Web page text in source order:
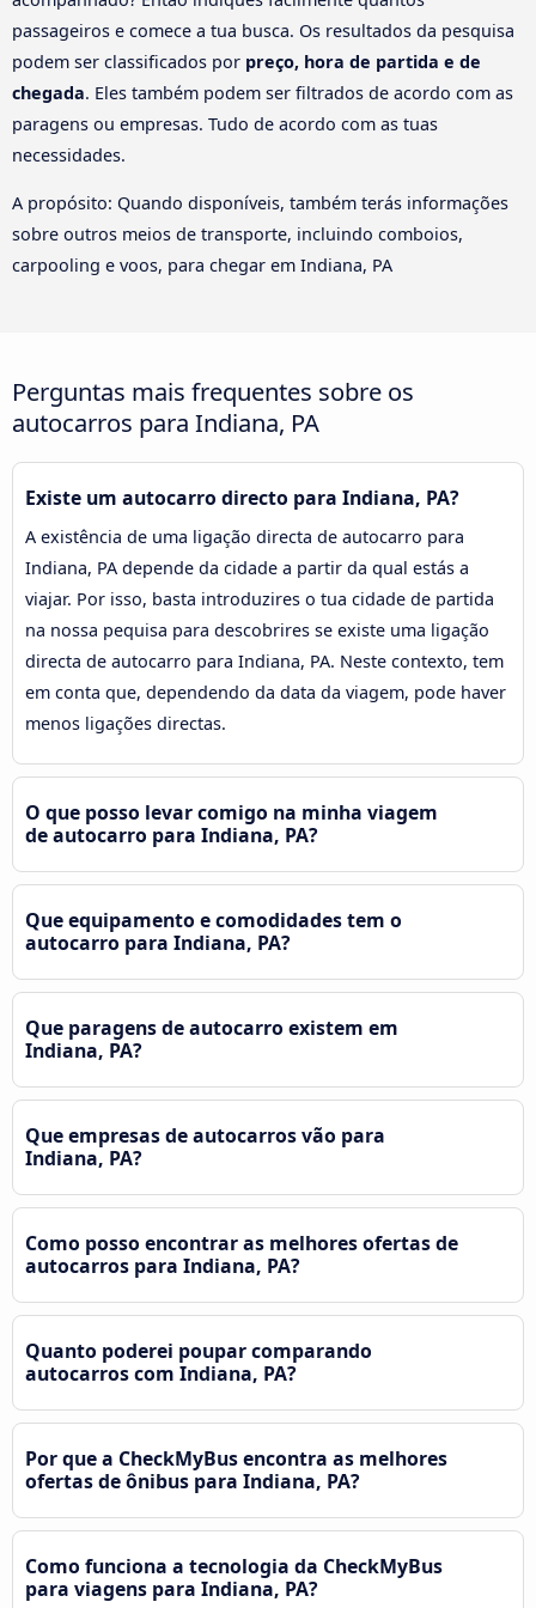
passageiros e comece a tua busca. Os resultados da pesquisa
podem ser classificados por preço, hora de partida e de
chegada. Eles também podem ser filtrados de acordo com as
paragens ou empresas. Tudo de acordo com as tuas
necessidades.
A propósito: Quando disponíveis, também terás informações
sobre outros meios de transporte, incluindo comboios,
carpooling e voos, para chegar em Indiana, PA
Perguntas mais frequentes sobre os
autocarros para Indiana, PA
Existe um autocarro directo para Indiana, PA?
A existência de uma ligação directa de autocarro para
Indiana, PA depende da cidade a partir da qual estás a
viajar. Por isso, basta introduzires o tua cidade de partida
na nossa pequisa para descobrires se existe uma ligação
directa de autocarro para Indiana, PA. Neste contexto, tem
em conta que, dependendo da data da viagem, pode haver
menos ligações directas.
O que posso levar comigo na minha viagem
de autocarro para Indiana, PA?
Que equipamento e comodidades tem o
autocarro para Indiana, PA?
Que paragens de autocarro existem em
Indiana, PA?
Que empresas de autocarros vão para
Indiana, PA?
Como posso encontrar as melhores ofertas de
autocarros para Indiana, PA?
Quanto poderei poupar comparando
autocarros com Indiana, PA?
Por que a CheckMyBus encontra as melhores
ofertas de ônibus para Indiana, PA?
Como funciona a tecnologia da CheckMyBus
para viagens para Indiana, PA?